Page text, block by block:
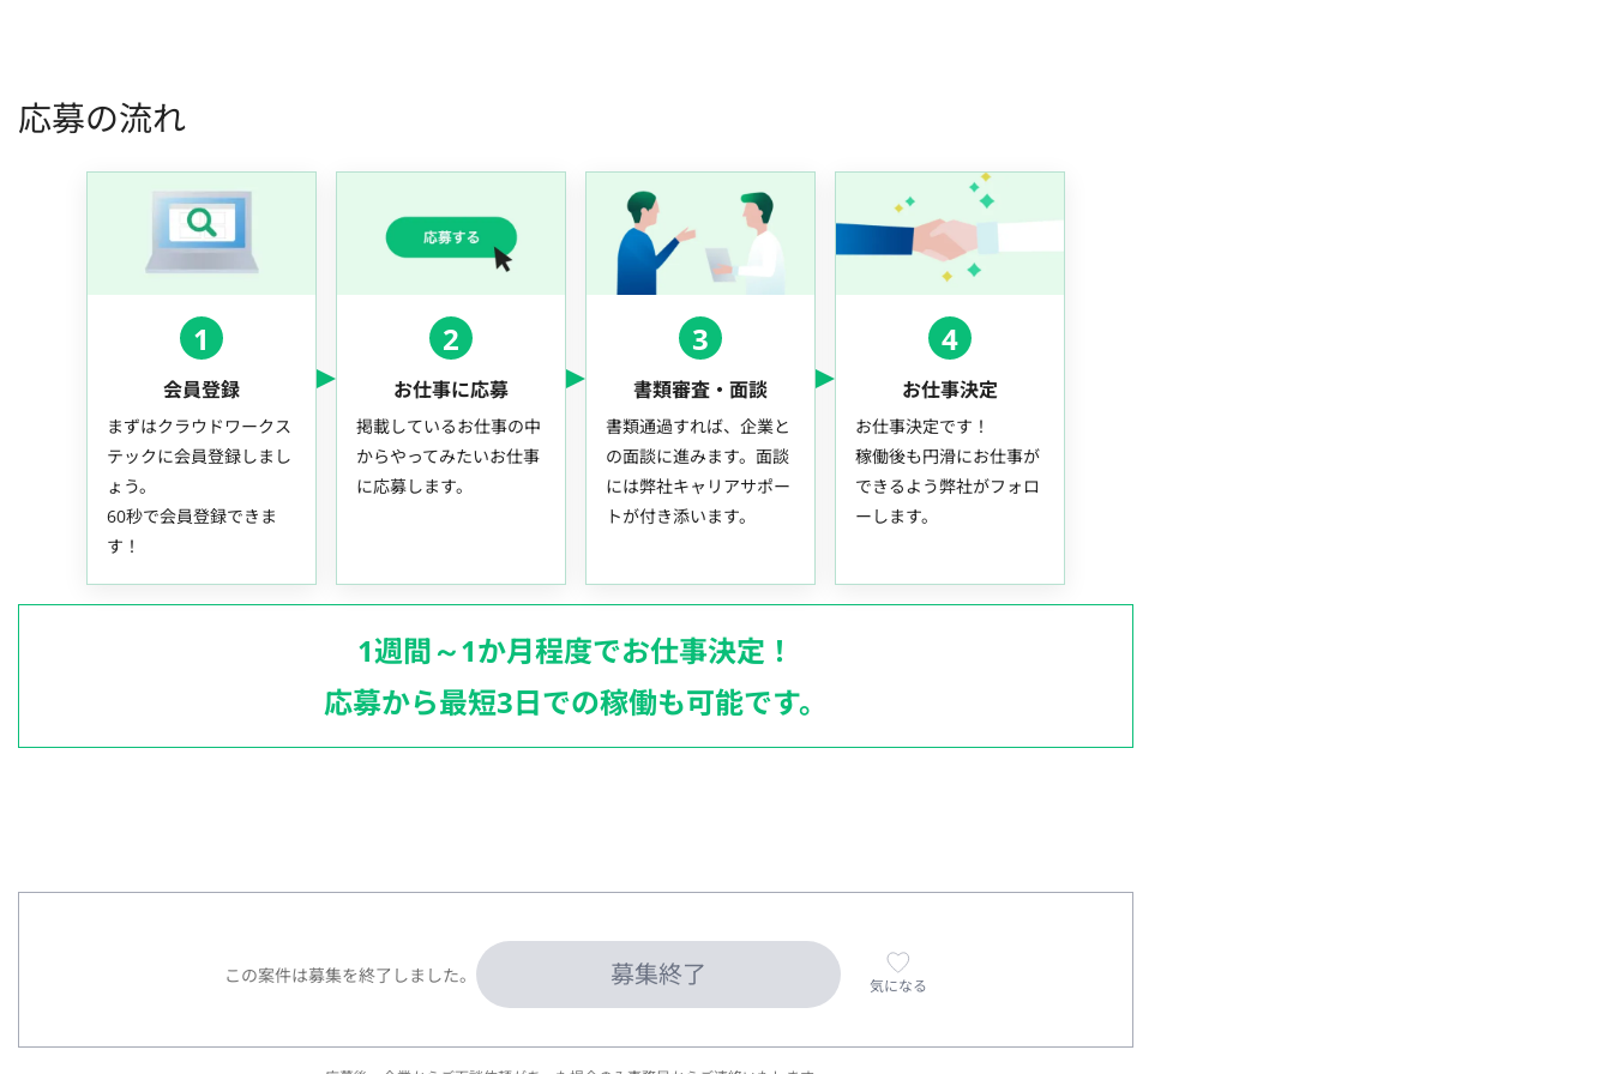
応募の流れ
1
会員登録
まずはクラウドワークス
テックに会員登録しまし
ょう。
60秒で会員登録できま
す！
2
お仕事に応募
掲載しているお仕事の中
からやってみたいお仕事
に応募します。
3
書類審査・面談
書類通過すれば、企業と
の面談に進みます。面談
には弊社キャリアサポー
トが付き添います。
4
お仕事決定
お仕事決定です！
稼働後も円滑にお仕事が
できるよう弊社がフォロ
ーします。
1週間～1か月程度でお仕事決定！
応募から最短3日での稼働も可能です。
この案件は募集を終了しました。 募集終了 気になる